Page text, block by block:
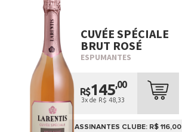
CUVÉE SPÉCIALE
BRUT ROSÉ
ESPUMANTES
R$145,00
3x de R$ 48,33
ASSINANTES CLUBE: R$ 116,00